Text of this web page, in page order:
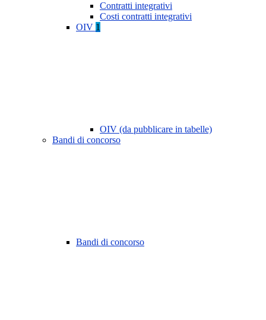
Contratti integrativi
Costi contratti integrativi
OIV 1
OIV (da pubblicare in tabelle)
Bandi di concorso
Bandi di concorso